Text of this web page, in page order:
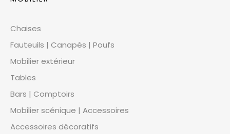
Chaises
Fauteuils | Canapés | Poufs
Mobilier extérieur
Tables
Bars | Comptoirs
Mobilier scénique | Accessoires
Accessoires décoratifs